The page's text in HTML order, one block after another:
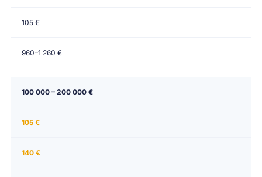
105 €
960–1 260 €
100 000 – 200 000 €
105 €
140 €